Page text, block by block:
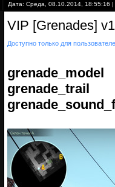
Дата: Среда, 08.10.2014, 18:55:16
VIP [Grenades]
Доступно только для
grenade_model
grenade_trail